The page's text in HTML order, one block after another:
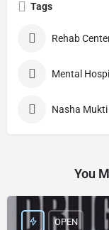
Tags
Rehab
Mental
You
OPEN